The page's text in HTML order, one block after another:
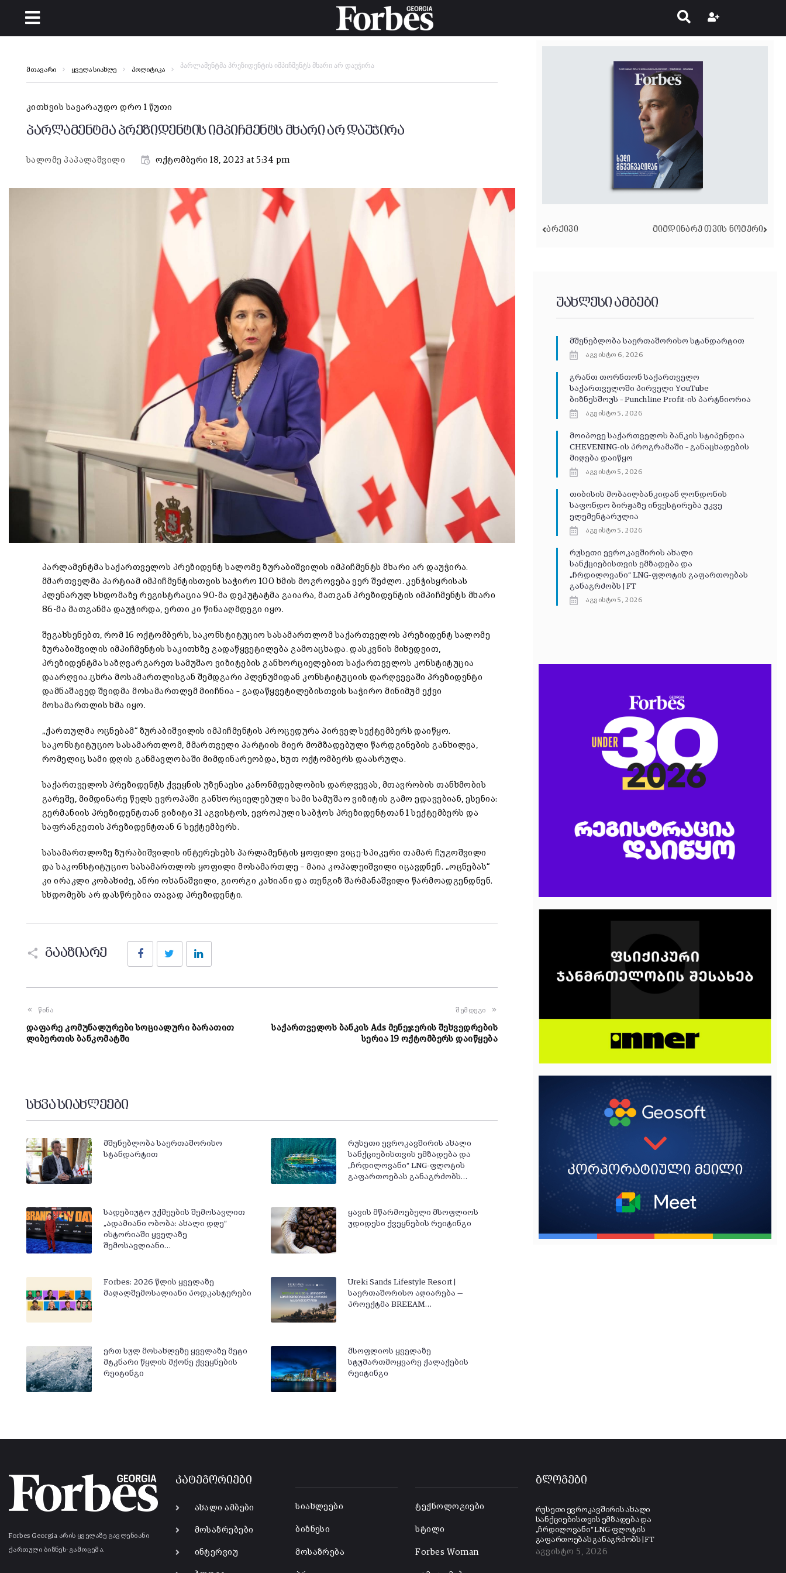
მთავარი ყველა სიახლე პოლიტიკა
პარლამენტმა პრეზიდენტის იმპიჩმენტს მხარი არ დაუჭირა
კითხვის სავარაუდო დრო 1 წუთი
პარლამენტმა პრეზიდენტის იმპიჩმენტს მხარი არ დაუჭირა
სალომე პაპალაშვილი ოქტომბერი 18, 2023 at 5:34 pm
პარლამენტმა საქართველოს პრეზიდენტ სალომე ზურაბიშვილის იმპიჩმენტს მხარი არ დაუჭირა.
მმართველმა პარტიამ იმპიჩმენტისთვის საჭირო 100 ხმის მოგროვება ვერ შეძლო. კენჭისყრისას
პლენარულ სხდომაზე რეგისტრაცია 90-მა დეპუტატმა გაიარა, მათგან პრეზიდენტის იმპიჩმენტს მხარი
86-მა მათგანმა დაუჭირდა, ერთი კი წინააღმდეგი იყო.
შეგახსენებთ, რომ 16 ოქტომბერს, საკონსტიტუციო სასამართლომ საქართველოს პრეზიდენტ სალომე
ზურაბიშვილის იმპიჩმენტის საკითხზე გადაწყვეტილება გამოაცხადა. დასკვნის მიხედვით,
პრეზიდენტმა საზღვარგარეთ სამუშაო ვიზიტების განხორციელებით საქართველოს კონსტიტუცია
დაარღვია.ცხრა მოსამართლისგან შემდგარი პლენუმიდან კონსტიტუციის დარღვევაში პრეზიდენტი
დამნაშავედ შვიდმა მოსამართლემ მიიჩნია – გადაწყვეტილებისთვის საჭირო მინიმუმ ექვი
მოსამართლის ხმა იყო.
„ქართულმა ოცნებამ“ ზურაბიშვილის იმპიჩმენტის პროცედურა პირველ სექტემბერს დაიწყო.
საკონსტიტუციო სასამართლომ, მმართველი პარტიის მიერ მომზადებული წარდგინების განხილვა,
რომელიც სამი დღის განმავლობაში მიმდინარეობდა, ხუთ ოქტომბერს დაასრულა.
საქართველოს პრეზიდენტს ქვეყნის უზენაესი კანონმდებლობის დარღვევას, მთავრობის თანხმობის
გარეშე, მიმდინარე წელს ევროპაში განხორციელებული სამი სამუშაო ვიზიტის გამო ედავებიან, ესენია:
გერმანიის პრეზიდენტთან ვიზიტი 31 აგვისტოს, ევროპული საბჭოს პრეზიდენტთან 1 სექტემბერს და
საფრანგეთის პრეზიდენტთან 6 სექტემბერს.
სასამართლოზე ზურაბიშვილის ინტერესებს პარლამენტის ყოფილი ვიცე-სპიკერი თამარ ჩუგოშვილი
და საკონსტიტუციო სასამართლოს ყოფილი მოსამართლე – მაია კოპალეიშვილი იცავდნენ. „ოცნებას“
კი ირაკლი კობახიძე, ანრი ოხანაშვილი, გიორგი კახიანი და თენგიზ შარმანაშვილი წარმოადგენდნენ.
სხდომებს არ დასწრებია თავად პრეზიდენტი.
გააზიარე
FacebookTwitter
წინა
დაფარე კომუნალურები სოციალური ბარათით
ლიბერთის ბანკომატში
შემდეგი
საქართველოს ბანკის Ads მენეჯერის შეხვედრების
სერია 19 ოქტომბერს დაიწყება
სხვა სიახლეები
მშენებლობა საერთაშორისო
სტანდარტით
რუსეთი ევროკავშირის ახალი
სანქციებისთვის ემზადება და
„ჩრდილოვანი“ LNG-ფლოტის
გაფართოებას განაგრძობს…
სადებიუტო უქმეების შემოსავლით
„ადამიანი ობობა: ახალი დღე“
ისტორიაში ყველაზე
შემოსავლიანი…
ყავის მწარმოებელი მსოფლიოს
უდიდესი ქვეყნების რეიტინგი
Forbes: 2026 წლის ყველაზე
მაღალშემოსალიანი პოდკასტერები
Ureki Sands Lifestyle Resort |
საერთაშორისო აღიარება —
პროექტმა BREEAM…
ერთ სულ მოსახლეზე ყველაზე მეტი
მტკნარი წყლის მქონე ქვეყნების
რეიტინგი
მსოფლიოს ყველაზე
სტუმართმოყვარე ქალაქების
რეიტინგი
ᲐᲠᲥᲘᲕᲘ ᲛᲘᲛᲓᲘᲜᲐᲠᲔ ᲗᲕᲘᲡ ᲜᲝᲛᲔᲠᲘ
უახლესი ამბები
მშენებლობა საერთაშორისო სტანდარტით
აგვისტო 6, 2026
გრანთ თორნთონ საქართველო
საქართველოში პირველი YouTube
ბიზნესშოუს – Punchline Profit-ის პარტნიორია
აგვისტო 5, 2026
მოიპოვე საქართველოს ბანკის სტიპენდია
CHEVENING-ის პროგრამაში – განაცხადების
მიღება დაიწყო
აგვისტო 5, 2026
თიბისის მობაილბანკიდან ლონდონის
საფონდო ბირჟაზე ინვესტირება უკვე
ელემენტარულია
აგვისტო 5, 2026
რუსეთი ევროკავშირის ახალი
სანქციებისთვის ემზადება და
„ჩრდილოვანი“ LNG-ფლოტის გაფართოებას
განაგრძობს | FT
აგვისტო 5, 2026
Forbes Georgia არის ყველაზე გავლენიანი
ქართული ბიზნეს-გამოცემა.
კატეგორიები
ახალი ამბები
მოსაზრებები
ინტერვიუ
სიახლეები
ბიზნესი
მოსაზრება
ტექნოლოგიები
სტილი
Forbes Woman
ბლოგები
რუსეთი ევროკავშირის ახალი
სანქციებისთვის ემზადება და
„ჩრდილოვანი“ LNG-ფლოტის
გაფართოებას განაგრძობს | FT
აგვისტო 5, 2026